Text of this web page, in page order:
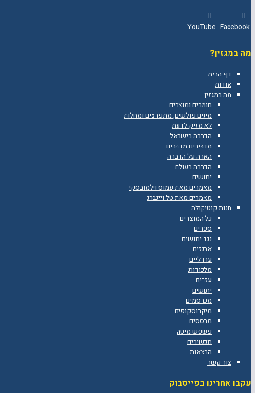
Facebook
YouTube
מה במגזין?
דף הבית
אודות
מה במגזין
חומרים ומוצרים
מינים פולשים, מתפרצים ומחלות
לא מזיק לדעת
הדברה בישראל
מַדְבִּירִים מְדַבְּרִים
הארה על הדברה
הדברה בעולם
יתושים
מאמרים מאת עמוס וילמובסקי
מאמרים מאת טל ויינברג
חנות קוטיקולה
כל המוצרים
ספרים
נגד יתושים
ארגזים
ערדליים
מלכודות
עזרים
יתושים
מכרסמים
מיקרוסקופים
מרססים
פשפש מיטה
תכשירים
הרצאות
צור קשר
עקבו אחרינו בפייסבוק